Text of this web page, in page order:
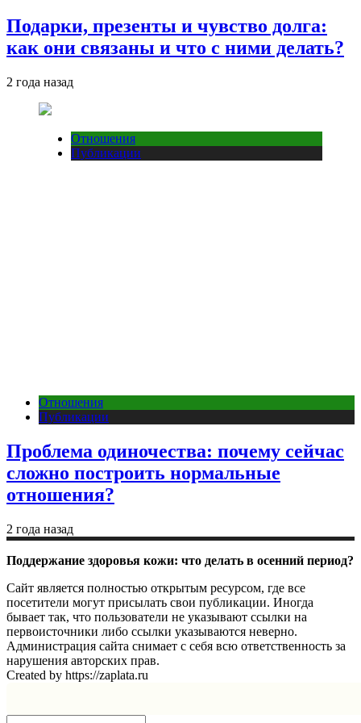
Подарки, презенты и чувство долга:
как они связаны и что с ними делать?
2 года назад
Отношения
Публикации
Отношения
Публикации
Проблема одиночества: почему сейчас
сложно построить нормальные
отношения?
2 года назад
Поддержание здоровья кожи: что делать в осенний период?
Сайт является полностью открытым ресурсом, где все
посетители могут присылать свои публикации. Иногда
бывает так, что пользователи не указывают ссылки на
первоисточники либо ссылки указываются неверно.
Администрация сайта снимает с себя всю ответственность за
нарушения авторских прав.
Created by https://zaplata.ru